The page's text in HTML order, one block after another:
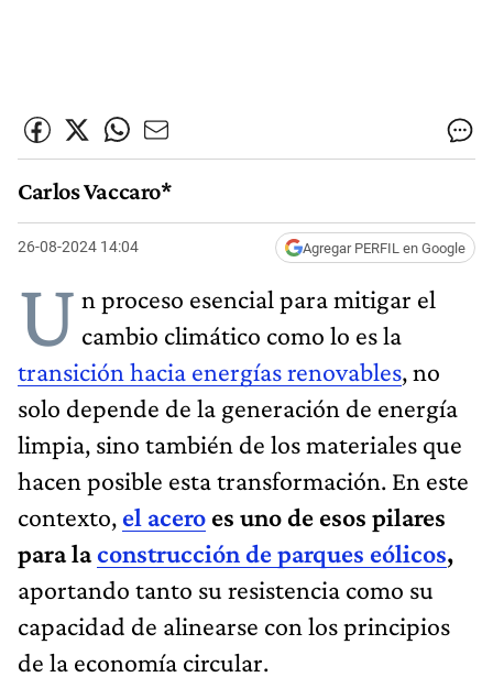
Carlos Vaccaro*
26-08-2024 14:04 Agregar PERFIL en Google
U n proceso esencial para mitigar el
cambio climático como lo es la
transición hacia energías renovables, no
solo depende de la generación de energía
limpia, sino también de los materiales que
hacen posible esta transformación. En este
contexto, el acero es uno de esos pilares
para laconstrucción de parques eólicos,
aportando tanto su resistencia como su
capacidad de alinearse con los principios
de la economía circular.